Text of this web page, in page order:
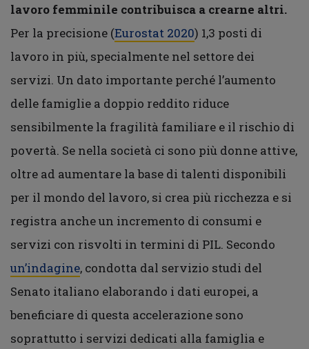
lavoro femminile contribuisca a crearne altri.
Per la precisione (Eurostat 2020) 1,3 posti di
lavoro in più, specialmente nel settore dei
servizi. Un dato importante perché l’aumento
delle famiglie a doppio reddito riduce
sensibilmente la fragilità familiare e il rischio di
povertà. Se nella società ci sono più donne attive,
oltre ad aumentare la base di talenti disponibili
per il mondo del lavoro, si crea più ricchezza e si
registra anche un incremento di consumi e
servizi con risvolti in termini di PIL. Secondo
un’indagine, condotta dal servizio studi del
Senato italiano elaborando i dati europei, a
beneficiare di questa accelerazione sono
soprattutto i servizi dedicati alla famiglia e